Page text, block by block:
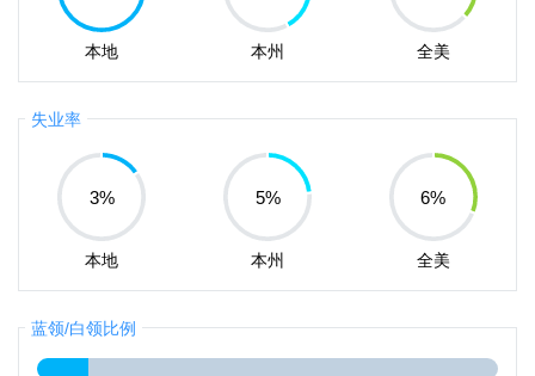
本地 本州 全美
失业率
3%
本地
5%
本州
6%
全美
蓝领/白领比例